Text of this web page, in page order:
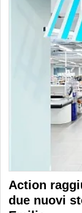
Action
due nuovi